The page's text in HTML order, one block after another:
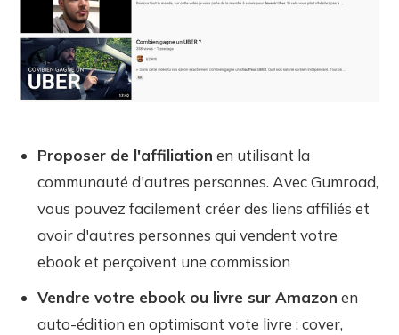
Proposer de l'affiliation en utilisant la
communauté d'autres personnes. Avec Gumroad,
vous pouvez facilement créer des liens affiliés et
avoir d'autres personnes qui vendent votre
ebook et perçoivent une commission
Vendre votre ebook ou livre sur Amazon en
auto-édition en optimisant vote livre : cover,